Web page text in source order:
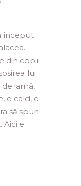
început
din copiii
lui
iarnâ,
e cald, e
să spun
Aici e